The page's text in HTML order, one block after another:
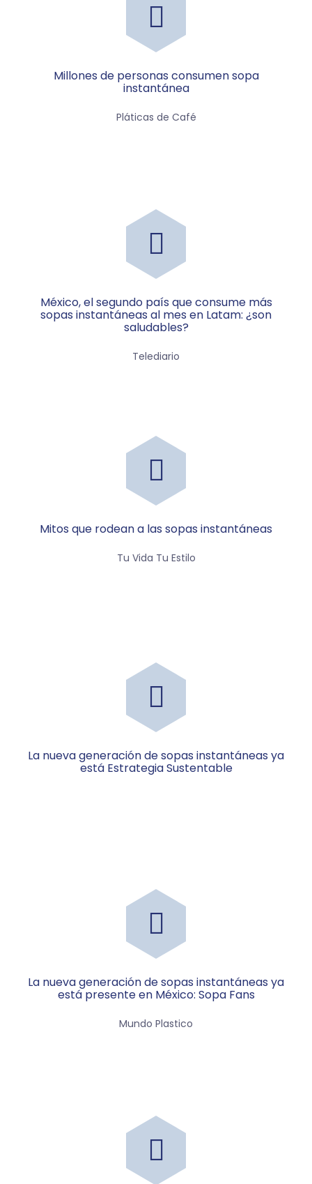
Millones de personas consumen sopa
instantánea
Pláticas de Café
México, el segundo país que consume más
sopas instantáneas al mes en Latam: ¿son
saludables?
Telediario
Mitos que rodean a las sopas instantáneas
Tu Vida Tu Estilo
La nueva generación de sopas instantáneas ya
está Estrategia Sustentable
La nueva generación de sopas instantáneas ya
está presente en México: Sopa Fans
Mundo Plastico